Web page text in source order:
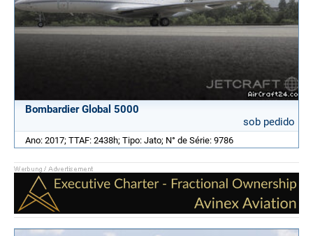
Bombardier Global 5000
sob pedido
Ano: 2017; TTAF: 2438h; Tipo: Jato; N° de Série: 9786